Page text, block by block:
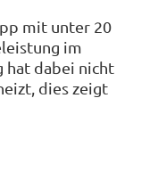
mit unter 20
im
hat dabei nicht
dies zeigt